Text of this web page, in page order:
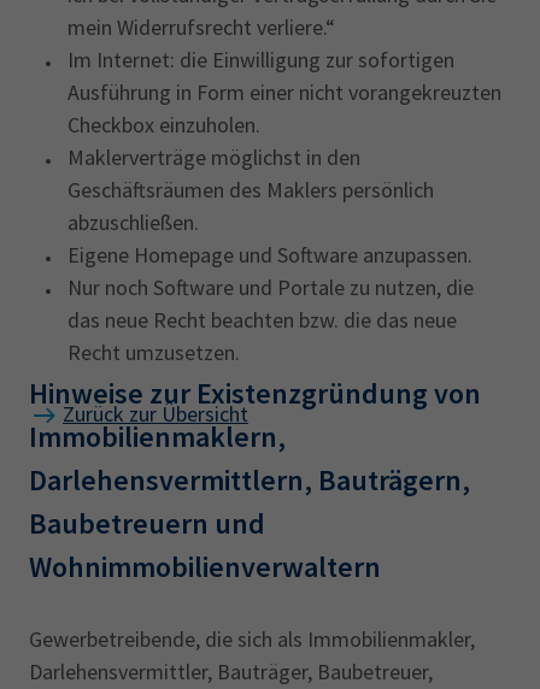
mein Widerrufsrecht verliere.“
Im Internet: die Einwilligung zur sofortigen
Ausführung in Form einer nicht vorangekreuzten
Checkbox einzuholen.
Maklerverträge möglichst in den
Geschäftsräumen des Maklers persönlich
abzuschließen.
Eigene Homepage und Software anzupassen.
Nur noch Software und Portale zu nutzen, die
das neue Recht beachten bzw. die das neue
Recht umzusetzen.
Zurück zur Übersicht
Hinweise zur Existenzgründung von
Immobilienmaklern,
Darlehensvermittlern, Bauträgern,
Baubetreuern und
Wohnimmobilienverwaltern
Gewerbetreibende, die sich als Immobilienmakler,
Darlehensvermittler, Bauträger, Baubetreuer,